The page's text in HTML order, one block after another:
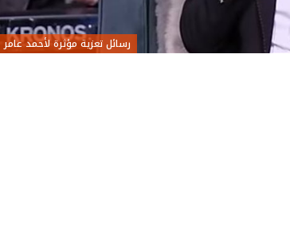
رسائل تعزية مؤثرة لأحمد عامر